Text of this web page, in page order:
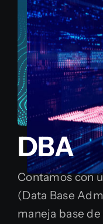
DBA
Contamos con
(Data Base
maneja base